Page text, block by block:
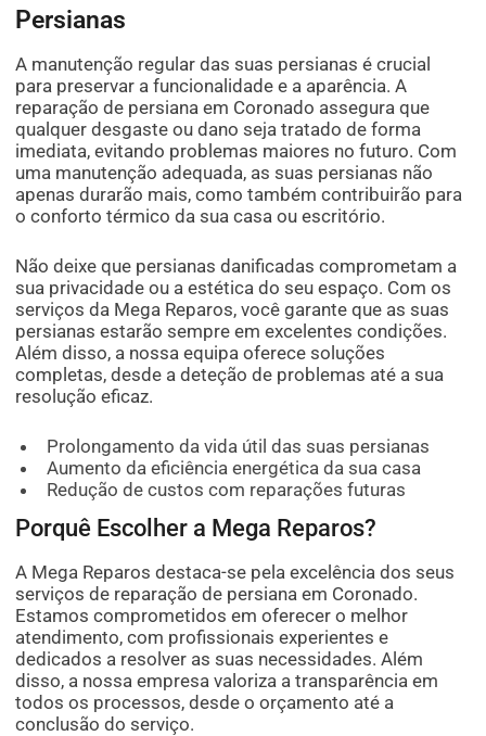
Persianas
A manutenção regular das suas persianas é crucial
para preservar a funcionalidade e a aparência. A
reparação de persiana em Coronado assegura que
qualquer desgaste ou dano seja tratado de forma
imediata, evitando problemas maiores no futuro. Com
uma manutenção adequada, as suas persianas não
apenas durarão mais, como também contribuirão para
o conforto térmico da sua casa ou escritório.
Não deixe que persianas danificadas comprometam a
sua privacidade ou a estética do seu espaço. Com os
serviços da Mega Reparos, você garante que as suas
persianas estarão sempre em excelentes condições.
Além disso, a nossa equipa oferece soluções
completas, desde a deteção de problemas até a sua
resolução eficaz.
Prolongamento da vida útil das suas persianas
Aumento da eficiência energética da sua casa
Redução de custos com reparações futuras
Porquê Escolher a Mega Reparos?
A Mega Reparos destaca-se pela excelência dos seus
serviços de reparação de persiana em Coronado.
Estamos comprometidos em oferecer o melhor
atendimento, com profissionais experientes e
dedicados a resolver as suas necessidades. Além
disso, a nossa empresa valoriza a transparência em
todos os processos, desde o orçamento até a
conclusão do serviço.